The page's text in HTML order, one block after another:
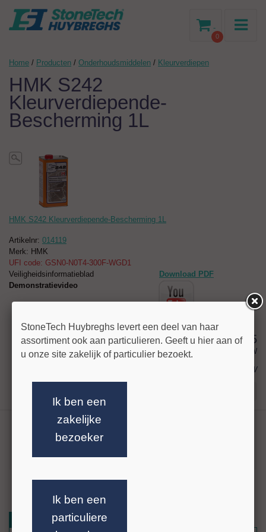
0
-
Home / Producten / Onderhoudsmiddelen / Kleurverdiepen
HMK S242
Kleurverdiepende-
Bescherming 1L
HMK S242 Kleurverdiepende-Bescherming 1L
Artikelnr: 014119
Merk: HMK
UFI code: GSN0-N0T4-300F-WGD1
Veiligheidsinformatieblad
Download PDF
Demonstratievideo
33,85
excl BTW
incl BTW
HMK S242 Kleurverdiepende Bescherming
HMK S242 is een gebruiksklaar kleurverdiepend impregneermiddel op
basis van oplosmiddelen.
Het product vermindert het binnendringen van water en vuil en verdiept
Gerelateerde artikelen Reviews
StoneTech Huybreghs levert een deel van haar
assortiment ook aan particulieren. Geeft u hier aan of
u onze site zakelijk of particulier bezoekt.
Ik ben een
zakelijke
bezoeker
Ik ben een
particuliere